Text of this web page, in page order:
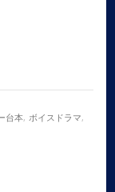
台本, ボイスドラマ,